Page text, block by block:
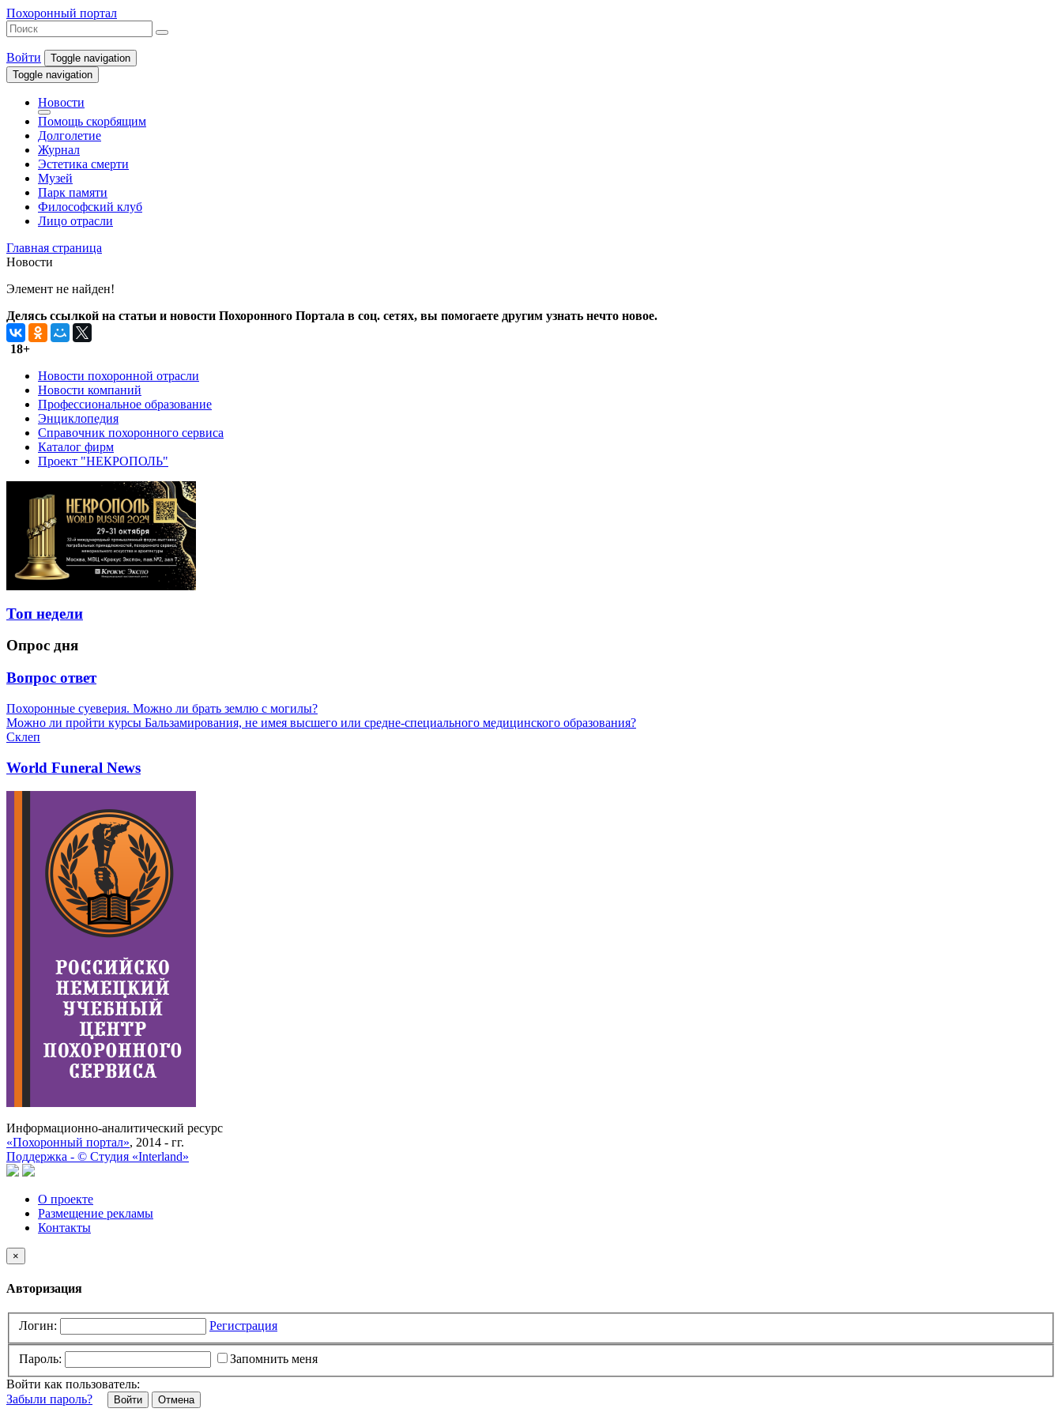
Похоронный портал
Войти
Toggle navigation
Toggle navigation
Новости
Помощь скорбящим
Долголетие
Журнал
Эстетика смерти
Музей
Парк памяти
Философский клуб
Лицо отрасли
Главная страница
Новости
Элемент не найден!
Делясь ссылкой на статьи и новости Похоронного Портала в соц. сетях, вы помогаете другим узнать нечто новое.
18+
Новости похоронной отрасли
Новости компаний
Профессиональное образование
Энциклопедия
Справочник похоронного сервиса
Каталог фирм
Проект "НЕКРОПОЛЬ"
Топ недели
Опрос дня
Вопрос ответ
Похоронные суеверия. Можно ли брать землю с могилы?
Можно ли пройти курсы Бальзамирования, не имея высшего или средне-специального медицинского образования?
Склеп
World Funeral News
Информационно-аналитический ресурс
«Похоронный портал», 2014 - гг.
Поддержка - © Cтудия «Interland»
О проекте
Размещение рекламы
Контакты
×
Авторизация
Логин: Регистрация
Пароль:
Запомнить меня
Войти как пользователь:
Забыли пароль?
Отмена